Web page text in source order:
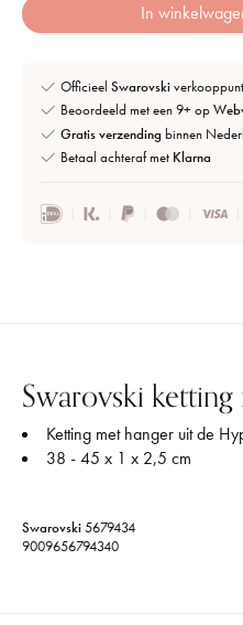
In
Officieel Swarovskiverkooppunt
Beoordeeld met een 9+ op
Gratis verzending binnen
Betaal achteraf met Klarna
Swarovski
Ketting met hanger uit de
38 - 45 x 1 x 2,5 cm
Swarovski5679434
9009656794340